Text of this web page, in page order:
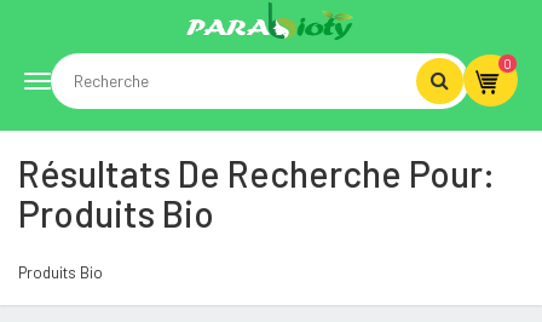
Toggle
navigation
0
Résultats De Recherche Pour:
Produits Bio
Produits Bio